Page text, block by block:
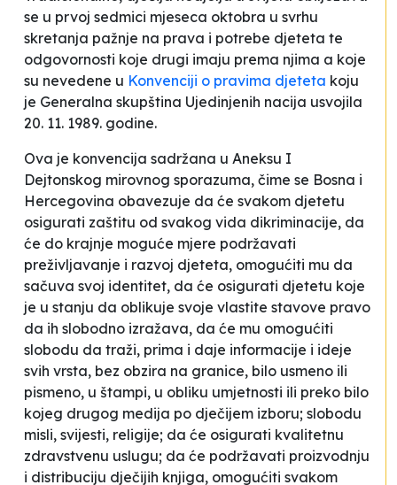
se u prvoj sedmici mjeseca oktobra u svrhu
skretanja pažnje na prava i potrebe djeteta te
odgovornosti koje drugi imaju prema njima a koje
su nevedene u Konvenciji o pravima djeteta koju
je Generalna skupština Ujedinjenih nacija usvojila
20. 11. 1989. godine.
Ova je konvencija sadržana u Aneksu I
Dejtonskog mirovnog sporazuma, čime se Bosna i
Hercegovina obavezuje da će svakom djetetu
osigurati zaštitu od svakog vida dikriminacije, da
će do krajnje moguće mjere podržavati
preživljavanje i razvoj djeteta, omogućiti mu da
sačuva svoj identitet, da će osigurati djetetu koje
je u stanju da oblikuje svoje vlastite stavove pravo
da ih slobodno izražava, da će mu omogućiti
slobodu da traži, prima i daje informacije i ideje
svih vrsta, bez obzira na granice, bilo usmeno ili
pismeno, u štampi, u obliku umjetnosti ili preko bilo
kojeg drugog medija po dječijem izboru; slobodu
misli, svijesti, religije; da će osigurati kvalitetnu
zdravstvenu uslugu; da će podržavati proizvodnju
i distribuciju dječijih knjiga, omogućiti svakom